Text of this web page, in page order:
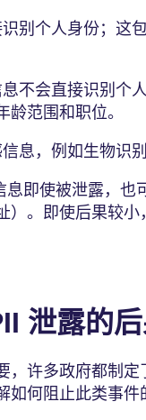
别个人身份；这
不会直接识别个
龄范围和职位。
息，例如生物识
息即使被泄露，也
）。即使后果较
泄露的后
，许多政府都制
如何阻止此类事件